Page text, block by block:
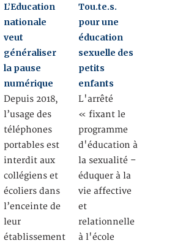
L’Education
nationale
veut
généraliser
la pause
numérique
Depuis 2018,
l’usage des
téléphones
portables est
interdit aux
collégiens et
écoliers dans
l’enceinte de
leur
établissement
Tou.te.s.
pour une
éducation
sexuelle des
petits
enfants
L'arrêté
« fixant le
programme
d'éducation à
la sexualité –
éduquer à la
vie affective
et
relationnelle
à l'école